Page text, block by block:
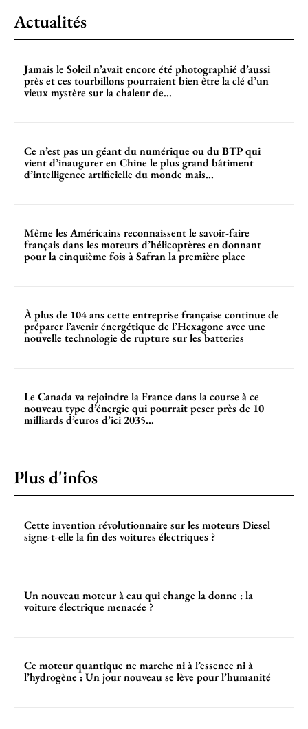
Actualités
Jamais le Soleil n’avait encore été photographié d’aussi
près et ces tourbillons pourraient bien être la clé d’un
vieux mystère sur la chaleur de...
Ce n’est pas un géant du numérique ou du BTP qui
vient d’inaugurer en Chine le plus grand bâtiment
d’intelligence artificielle du monde mais...
Même les Américains reconnaissent le savoir-faire
français dans les moteurs d’hélicoptères en donnant
pour la cinquième fois à Safran la première place
À plus de 104 ans cette entreprise française continue de
préparer l’avenir énergétique de l’Hexagone avec une
nouvelle technologie de rupture sur les batteries
Le Canada va rejoindre la France dans la course à ce
nouveau type d’énergie qui pourrait peser près de 10
milliards d’euros d’ici 2035...
Plus d'infos
Cette invention révolutionnaire sur les moteurs Diesel
signe-t-elle la fin des voitures électriques ?
Un nouveau moteur à eau qui change la donne : la
voiture électrique menacée ?
Ce moteur quantique ne marche ni à l’essence ni à
l’hydrogène : Un jour nouveau se lève pour l’humanité